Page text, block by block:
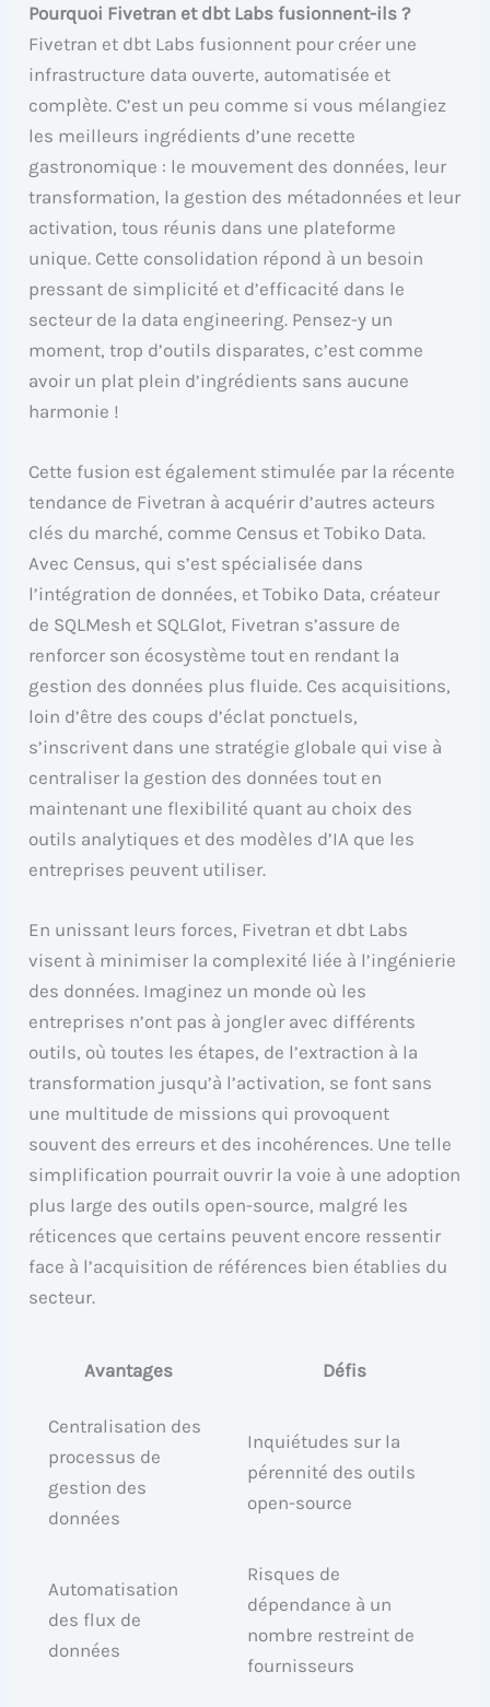
Pourquoi Fivetran et dbt Labs fusionnent-ils ?
Fivetran et dbt Labs fusionnent pour créer une
infrastructure data ouverte, automatisée et
complète. C’est un peu comme si vous mélangiez
les meilleurs ingrédients d’une recette
gastronomique : le mouvement des données, leur
transformation, la gestion des métadonnées et leur
activation, tous réunis dans une plateforme
unique. Cette consolidation répond à un besoin
pressant de simplicité et d’efficacité dans le
secteur de la data engineering. Pensez-y un
moment, trop d’outils disparates, c’est comme
avoir un plat plein d’ingrédients sans aucune
harmonie !
Cette fusion est également stimulée par la récente
tendance de Fivetran à acquérir d’autres acteurs
clés du marché, comme Census et Tobiko Data.
Avec Census, qui s’est spécialisée dans
l’intégration de données, et Tobiko Data, créateur
de SQLMesh et SQLGlot, Fivetran s’assure de
renforcer son écosystème tout en rendant la
gestion des données plus fluide. Ces acquisitions,
loin d’être des coups d’éclat ponctuels,
s’inscrivent dans une stratégie globale qui vise à
centraliser la gestion des données tout en
maintenant une flexibilité quant au choix des
outils analytiques et des modèles d’IA que les
entreprises peuvent utiliser.
En unissant leurs forces, Fivetran et dbt Labs
visent à minimiser la complexité liée à l’ingénierie
des données. Imaginez un monde où les
entreprises n’ont pas à jongler avec différents
outils, où toutes les étapes, de l’extraction à la
transformation jusqu’à l’activation, se font sans
une multitude de missions qui provoquent
souvent des erreurs et des incohérences. Une telle
simplification pourrait ouvrir la voie à une adoption
plus large des outils open-source, malgré les
réticences que certains peuvent encore ressentir
face à l’acquisition de références bien établies du
secteur.
Avantages Défis
Centralisation des
processus de
gestion des
données
Inquiétudes sur la
pérennité des outils
open-source
Automatisation
des flux de
données
Risques de
dépendance à un
nombre restreint de
fournisseurs